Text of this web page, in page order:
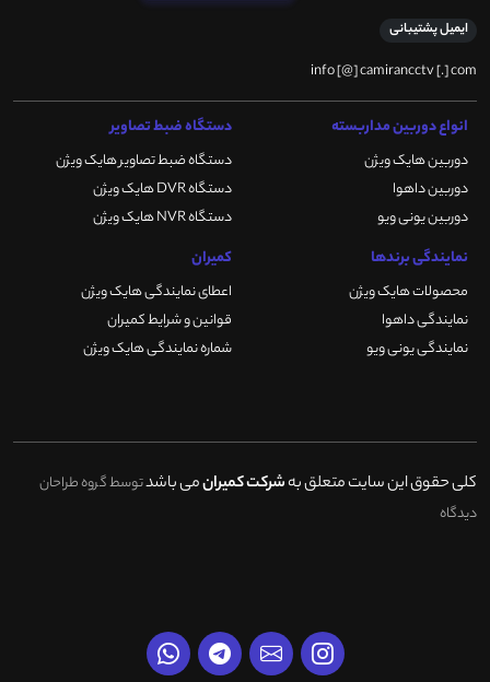
ایمیل پشتیبانی
info [@] camirancctv [.] com
انواع دوربین مداربسته
دوربین هایک ویژن
دوربین داهوا
دوربین یونی ویو
دستگاه ضبط تصاویر
دستگاه ضبط تصاویر هایک ویژن
دستگاه DVR هایک ویژن
دستگاه NVR هایک ویژن
نمایندگی برندها
محصولات هایک ویژن
نمایندگی داهوا
نمایندگی یونی ویو
کمیران
اعطای نمایندگی هایک ویژن
قوانین و شرایط کمیران
شماره نمایندگی هایک ویژن
کلی حقوق این سایت متعلق بهشرکت کمیرانمی باشدتوسط گروه طراحان
دیدگاه